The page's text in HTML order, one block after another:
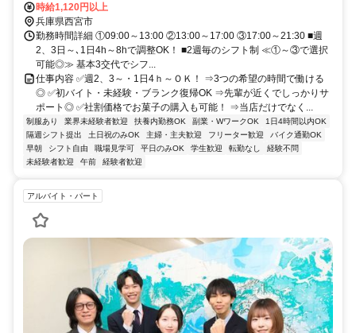
時給1,120円以上
兵庫県西宮市
勤務時間詳細 ①09:00～13:00 ②13:00～17:00 ③17:00～21:30 ■週
2、3日～､1日4h～8hで調整OK！ ■2週毎のシフト制 ≪①～③で選択
可能◎≫ 基本3交代でシフ...
仕事内容 ✅週2、3～・1日4ｈ～ＯＫ！ ⇒3つの希望の時間で働ける
◎ ✅初バイト・未経験・ブランク復帰OK ⇒先輩が近くでしっかりサ
ポート◎ ✅社割価格でお菓子の購入も可能！ ⇒当店だけでなく...
制服あり 業界未経験者歓迎 扶養内勤務OK 副業・WワークOK
1日4時間以内OK
隔週シフト提出
土日祝のみOK 主婦・主夫歓迎 フリーター歓迎
バイク通勤OK
早朝
シフト自由 職場見学可 平日のみOK 学生歓迎 転勤なし
経験不問
未経験者歓迎
午前 経験者歓迎
アルバイト・パート